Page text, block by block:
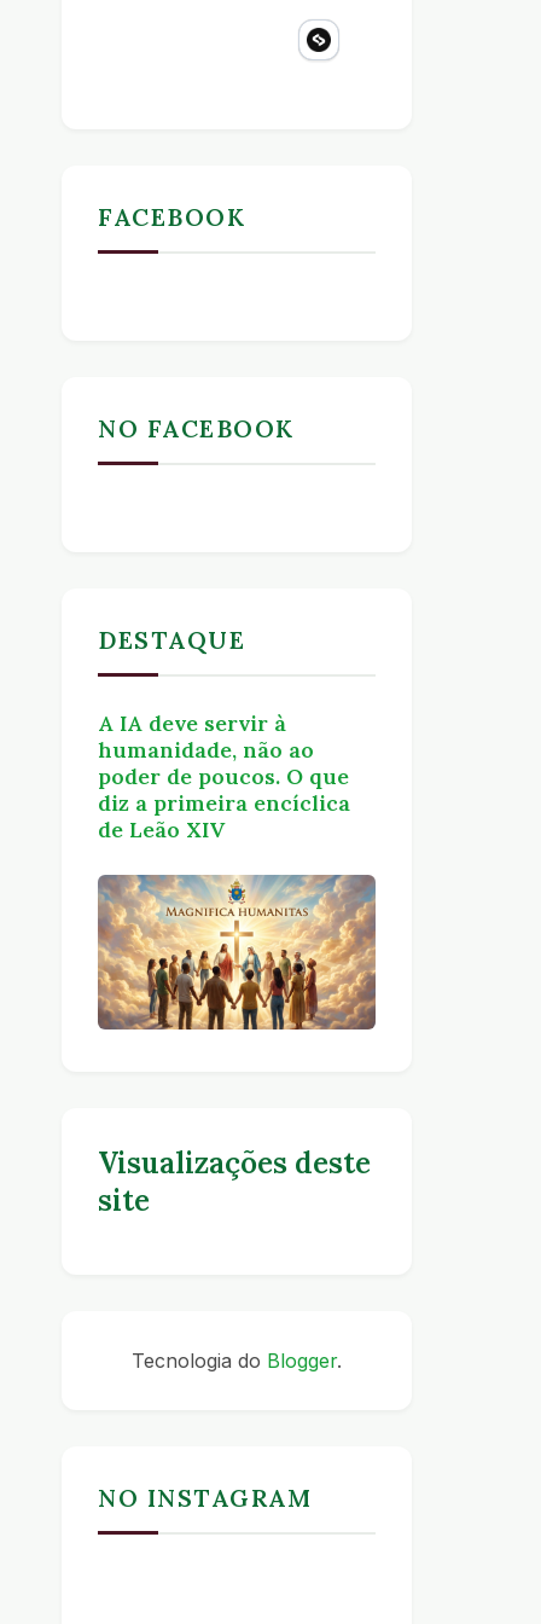
FACEBOOK
NO FACEBOOK
DESTAQUE
A IA deve servir à
humanidade, não ao
poder de poucos. O que
diz a primeira encíclica
de Leão XIV
Visualizações deste
site
Tecnologia do Blogger.
NO INSTAGRAM